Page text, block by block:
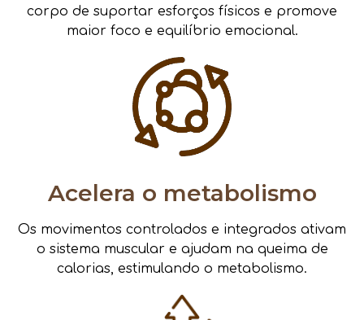
corpo de suportar esforços físicos e promove
maior foco e equilíbrio emocional.
Acelera o metabolismo
Os movimentos controlados e integrados ativam
o sistema muscular e ajudam na queima de
calorias, estimulando o metabolismo.